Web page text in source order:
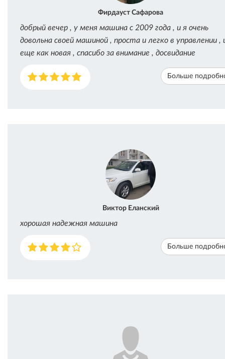
Фирдауст Сафарова
добрый вечер , у меня машина с 2009 года , и я очень
довольна своей машиной , проста и легко в управлении ,
еще как новая , спасибо за внимание , досвидание
Больше
Виктор Еланский
хорошая надежная машина
Больше